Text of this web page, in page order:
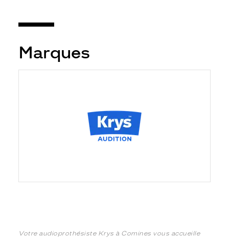
Marques
Votre audioprothésiste Krys à Comines vous accueille